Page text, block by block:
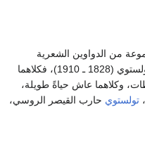
هيجو رواية "عمال البحر" (1866) كما له مجموعة من الدواوين الشعرية
والمؤلفات التاريخية، منها "نابليون الصغير"، وتشبه أفكاره الروائي الروسي ليف تولستوي (1828 ـ 1910)، فكلاهما
وكلاهما عاش حياةً طويلة،
تولستوي حارب القيصر الروسي،